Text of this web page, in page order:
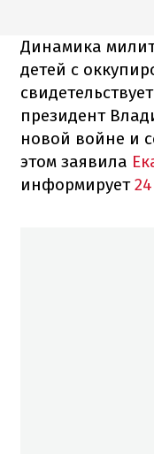
Динамика
детей с
президент
новой войне и
этом заявила
информирует